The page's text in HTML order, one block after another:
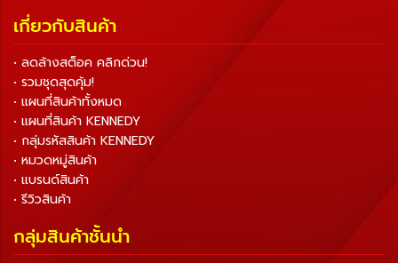
เกี่ยวกับสินค้า
• ลดล้างสต็อค คลิกด่วน!
• รวมชุดสุดคุ้ม!
• แผนที่สินค้าทั้งหมด
• แผนที่สินค้า KENNEDY
• กลุ่มรหัสสินค้า KENNEDY
• หมวดหมู่สินค้า
• แบรนด์สินค้า
• รีวิวสินค้า
กลุ่มสินค้าชั้นนำ